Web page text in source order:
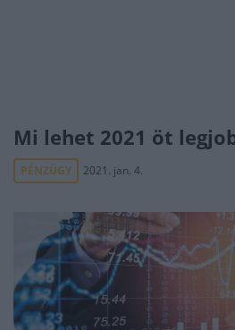
Mi lehet 2021 öt
PÉNZÜGY 2021. jan. 4.